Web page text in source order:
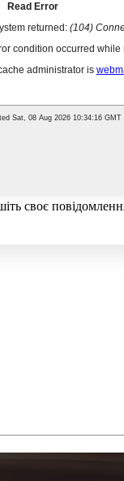
своє